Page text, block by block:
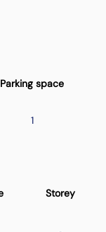
Parking space
1
Storey